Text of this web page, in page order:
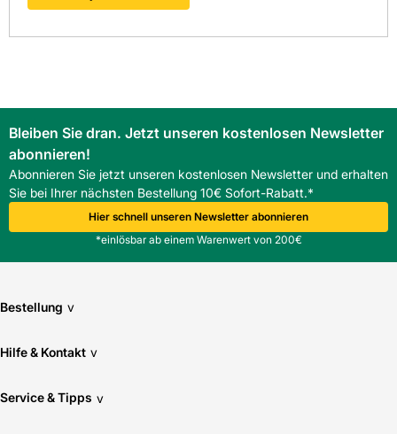
Bleiben Sie dran. Jetzt unseren kostenlosen Newsletter
abonnieren!
Abonnieren Sie jetzt unseren kostenlosen Newsletter und erhalten
Sie bei Ihrer nächsten Bestellung 10€ Sofort-Rabatt.*
Hier schnell unseren Newsletter abonnieren
*einlösbar ab einem Warenwert von 200€
Bestellung v
Hilfe & Kontakt v
Service & Tipps v